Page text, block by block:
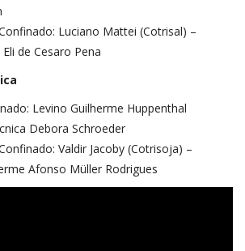
Luciano Mattei (Cotrisal) –
de Cesaro Pena
Levino Guilherme Huppenthal
Debora Schroeder
Valdir Jacoby (Cotrisoja) –
Afonso Müller Rodrigues